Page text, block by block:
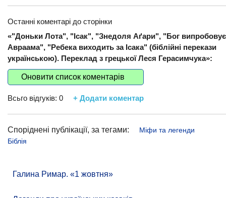
Останні коментарі до сторінки
«"Доньки Лота", "Ісак", "Знедоля Аґари", "Бог випробовує
Авраама", "Ребека виходить за Ісака" (біблійні перекази
українською). Переклад з грецької Леся Герасимчука»:
Оновити список коментарів
Всьго відгуків: 0 + Додати коментар
Споріднені публікації, за тегами:
Міфи та легенди
Біблія
Галина Римар. «1 жовтня»